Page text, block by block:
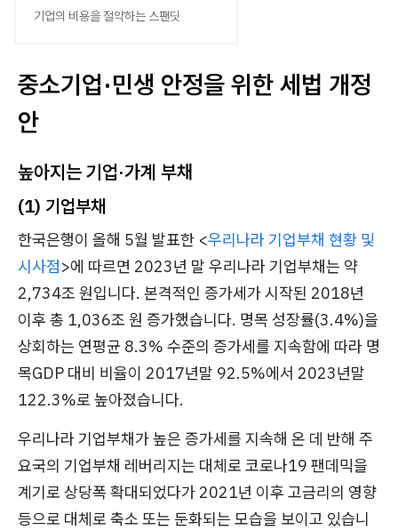
기업의 비용을 절약하는 스팬딧
중소기업·민생 안정을 위한 세법 개정
안
높아지는 기업·가계 부채
(1) 기업부채
한국은행이 올해 5월 발표한 <우리나라 기업부채 현황 및
시사점>에 따르면 2023년 말 우리나라 기업부채는 약
2,734조 원입니다. 본격적인 증가세가 시작된 2018년
이후 총 1,036조 원 증가했습니다. 명목 성장률(3.4%)을
상회하는 연평균 8.3% 수준의 증가세를 지속함에 따라 명
목GDP 대비 비율이 2017년말 92.5%에서 2023년말
122.3%로 높아졌습니다.
우리나라 기업부채가 높은 증가세를 지속해 온 데 반해 주
요국의 기업부채 레버리지는 대체로 코로나19 팬데믹을
계기로 상당폭 확대되었다가 2021년 이후 고금리의 영향
등으로 대체로 축소 또는 둔화되는 모습을 보이고 있습니